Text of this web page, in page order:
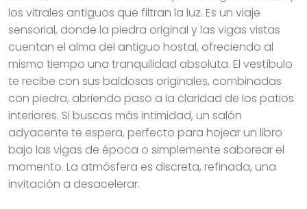
los vitrales antiguos que filtran la luz. Es un viaje
sensorial, donde la piedra original y las vigas vistas
cuentan el alma del antiguo hostal, ofreciendo al
mismo tiempo una tranquilidad absoluta. El vestíbulo
te recibe con sus baldosas originales, combinadas
con piedra, abriendo paso a la claridad de los patios
interiores. Si buscas más intimidad, un salón
adyacente te espera, perfecto para hojear un libro
bajo las vigas de época o simplemente saborear el
momento. La atmósfera es discreta, refinada, una
invitación a desacelerar.